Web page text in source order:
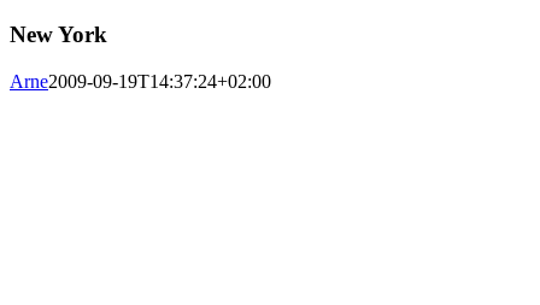
New York
Arne2009-09-19T14:37:24+02:00